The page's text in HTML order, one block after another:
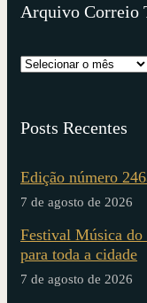
Arquivo Correio
Posts Recentes
Edição número
7 de agosto de 2026
Festival Música
para toda a cidade
7 de agosto de 2026